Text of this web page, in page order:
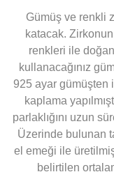
Gümüş ve renkli
katacak. Zirkonun
renkleri ile
kullanacağınız
925 ayar gümüşten
kaplama
parlaklığını uzun
Üzerinde bulunan
el emeği ile
belirtilen